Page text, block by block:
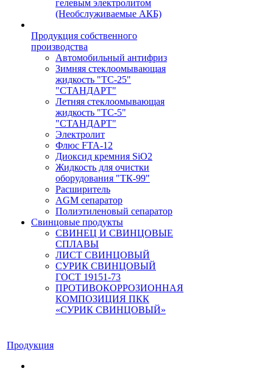
гелевым электролитом
(Необслуживаемые АКБ)
Продукция собственного
производства
Автомобильный антифриз
Зимняя стеклоомывающая
жидкость "ТС-25"
"СТАНДАРТ"
Летняя стеклоомывающая
жидкость "ТС-5"
"СТАНДАРТ"
Электролит
Флюс FTA-12
Диоксид кремния SiO2
Жидкость для очистки
оборудования "ТК-99"
Расширитель
AGM сепаратор
Полиэтиленовый сепаратор
Свинцовые продукты
СВИНЕЦ И СВИНЦОВЫЕ
СПЛАВЫ
ЛИСТ СВИНЦОВЫЙ
СУРИК СВИНЦОВЫЙ
ГОСТ 19151-73
ПРОТИВОКОРРОЗИОННАЯ
КОМПОЗИЦИЯ ПКК
«СУРИК СВИНЦОВЫЙ»
Продукция